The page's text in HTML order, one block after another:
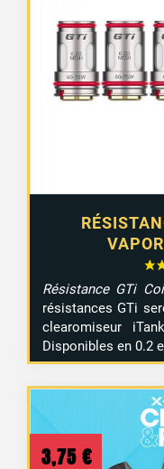
Résistance GTi
résistances GTi
clearomiseur
Disponibles en 0.2
3,75 €